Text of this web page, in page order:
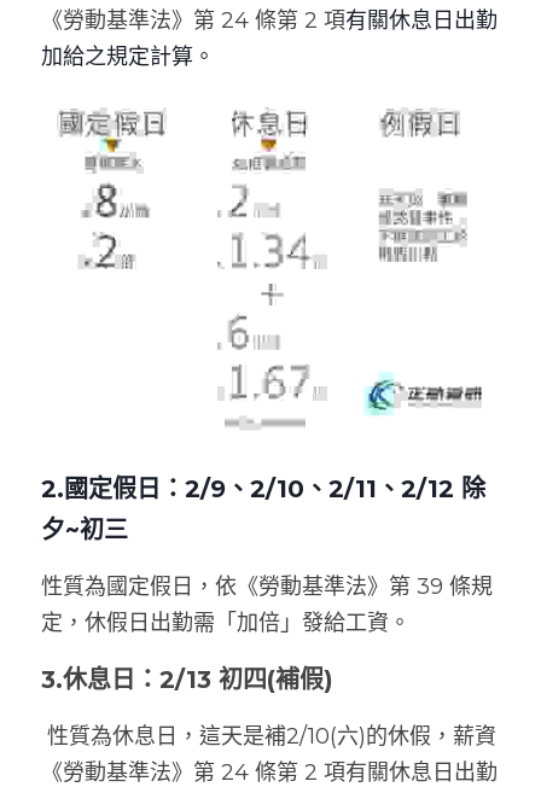
《勞動基準法》第 24 條第 2 項有關休息日出勤
加給之規定計算。
2.國定假日：2/9、2/10、2/11、2/12 除
夕~初三
性質為國定假日，依《勞動基準法》第 39 條規
定，休假日出勤需「加倍」發給工資。
3.休息日：2/13 初四(補假)
性質為休息日，這天是補2/10(六)的休假，薪資
《勞動基準法》第 24 條第 2 項有關休息日出勤